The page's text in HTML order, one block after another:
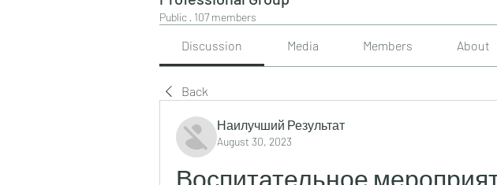
Public · 107 members
Discussion Media Members About
Back
Наилучший Результат
August 30, 2023
Воспитательное